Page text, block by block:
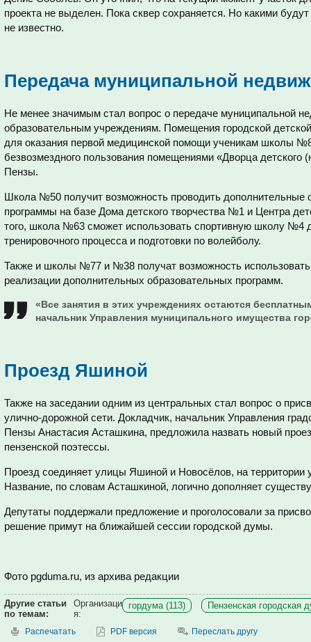
проекта не выделен. Пока сквер сохраняется. Но какими
не известно.
Передача муниципальной
Не менее значимым стал вопрос о передаче муниципальной
образовательным учреждениям. Помещения городской
для оказания первой медицинской помощи ученикам школы
безвозмездного пользования помещениями «Дворца детского
Пензы.
Школа №50 получит возможность проводить
программы на базе Дома детского творчества №1 и Центра
того, школа №63 сможет использовать спортивную школу №4
тренировочного процесса и подготовки по волейболу.
Также и школы №77 и №38 получат возможность
реализации дополнительных образовательных программ.
«Все занятия в этих учреждениях остаются
начальник Управления муниципального имущества
Проезд Яшиной
Также на заседании одним из центральных стал вопрос о
улично-дорожной сети. Докладчик, начальник Управления
Пензы Анастасия Асташкина, предложила назвать новый
пензенской поэтессы.
Проезд соединяет улицы Яшиной и Новосёлов, на территории
Название, по словам Асташкиной, логично дополняет
Депутаты поддержали предложение и проголосовали за
решение примут на ближайшей сессии городской думы.
Фото pgduma.ru, из архива редакции
Другие статьи
по темам:
Организаци
я:
гордума (113) Пензенская городская
Распечатать PDF версия Переслать другу